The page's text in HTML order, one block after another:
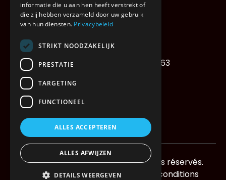
TVA : BE 0464.886.950
Tél : +32 (0) 9 328 60 64
Télécopie : +32 (0) 9 328 72 63
2026
Droits d'auteur de Webdrift. Tous droits réservés.
Politique de confidentialitéTermes et conditions
informatie die u aan hen heeft verstrekt of
die zij hebben verzameld door uw gebruik
van hun diensten. Privacybeleid
STRIKT NOODZAKELIJK
PRESTATIE
TARGETING
FUNCTIONEEL
ALLES ACCEPTEREN
ALLES AFWIJZEN
DETAILS WEERGEVEN